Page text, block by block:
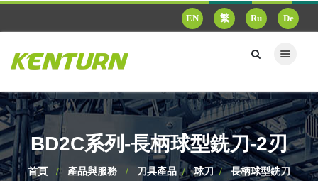
EN 繁 Ru De
BD2C系列-長柄球型銑刀-2刃
首頁 產品與服務 刀具產品 球刀
長柄球型銑刀